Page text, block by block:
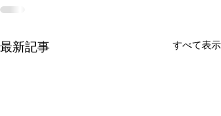
最新記事 すべて表示